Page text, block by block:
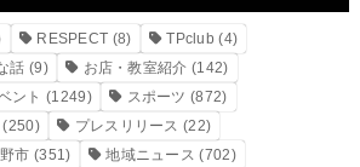
RESPECT (8) TPclub (4)
話 (9) お店・教室紹介 (142)
ント (1249) スポーツ (872)
(250) プレスリリース (22)
市 (351) 地域ニュース (702)